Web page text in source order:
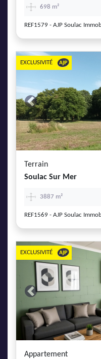
698 m²
REF1579 - AJP Soulac
Previous
EXCLUSIVITÉ
Terrain
Soulac Sur Mer
3887 m²
REF1569 - AJP Soulac
Previous
EXCLUSIVITÉ
Appartement